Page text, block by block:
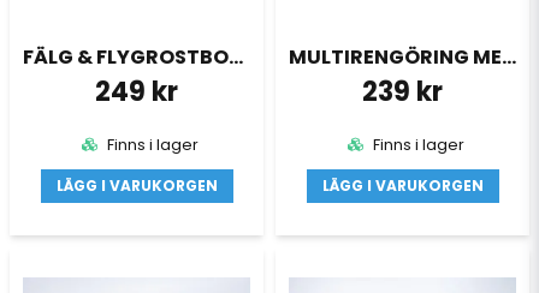
FÄLG & FLYGROSTBORTAGARE & DETAILING PENSEL
249 kr
Finns i lager
LÄGG I VARUKORGEN
MULTIRENGÖRING MED BORSTE
239 kr
Finns i lager
LÄGG I VARUKORGEN